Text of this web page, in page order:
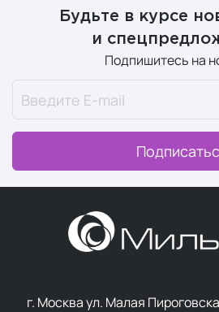
Будьте в курсе
и
Подпишитесь на
г. Москва ул. Малая